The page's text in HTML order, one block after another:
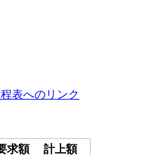
表へのリンク
求額 計上額